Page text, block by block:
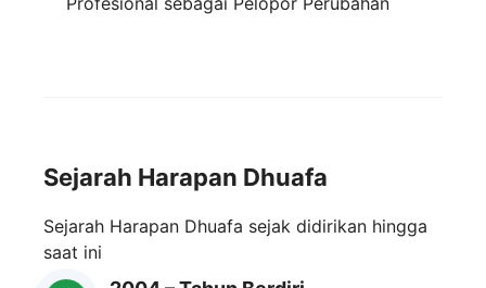
Sejarah Harapan Dhuafa
Sejarah Harapan Dhuafa sejak didirikan hingga
saat ini